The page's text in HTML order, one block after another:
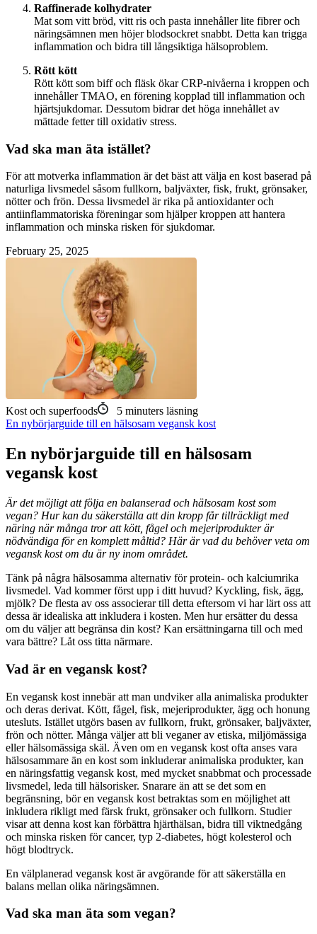
Raffinerade kolhydrater
Mat som vitt bröd, vitt ris och pasta innehåller lite fibrer och
näringsämnen men höjer blodsockret snabbt. Detta kan trigga
inflammation och bidra till långsiktiga hälsoproblem.
Rött kött
Rött kött som biff och fläsk ökar CRP-nivåerna i kroppen och
innehåller TMAO, en förening kopplad till inflammation och
hjärtsjukdomar. Dessutom bidrar det höga innehållet av
mättade fetter till oxidativ stress.
Vad ska man äta istället?
För att motverka inflammation är det bäst att välja en kost baserad på
naturliga livsmedel såsom fullkorn, baljväxter, fisk, frukt, grönsaker,
nötter och frön. Dessa livsmedel är rika på antioxidanter och
antiinflammatoriska föreningar som hjälper kroppen att hantera
inflammation och minska risken för sjukdomar.
February 25, 2025
Kost och superfoods 5 minuters läsning
En nybörjarguide till en hälsosam vegansk kost
En nybörjarguide till en hälsosam
vegansk kost
Är det möjligt att följa en balanserad och hälsosam kost som
vegan? Hur kan du säkerställa att din kropp får tillräckligt med
näring när många tror att kött, fågel och mejeriprodukter är
nödvändiga för en komplett måltid? Här är vad du behöver veta om
vegansk kost om du är ny inom området.
Tänk på några hälsosamma alternativ för protein- och kalciumrika
livsmedel. Vad kommer först upp i ditt huvud? Kyckling, fisk, ägg,
mjölk? De flesta av oss associerar till detta eftersom vi har lärt oss att
dessa är idealiska att inkludera i kosten. Men hur ersätter du dessa
om du väljer att begränsa din kost? Kan ersättningarna till och med
vara bättre? Låt oss titta närmare.
Vad är en vegansk kost?
En vegansk kost innebär att man undviker alla animaliska produkter
och deras derivat. Kött, fågel, fisk, mejeriprodukter, ägg och honung
utesluts. Istället utgörs basen av fullkorn, frukt, grönsaker, baljväxter,
frön och nötter. Många väljer att bli veganer av etiska, miljömässiga
eller hälsomässiga skäl. Även om en vegansk kost ofta anses vara
hälsosammare än en kost som inkluderar animaliska produkter, kan
en näringsfattig vegansk kost, med mycket snabbmat och processade
livsmedel, leda till hälsorisker. Snarare än att se det som en
begränsning, bör en vegansk kost betraktas som en möjlighet att
inkludera rikligt med färsk frukt, grönsaker och fullkorn. Studier
visar att denna kost kan förbättra hjärthälsan, bidra till viktnedgång
och minska risken för cancer, typ 2-diabetes, högt kolesterol och
högt blodtryck.
En välplanerad vegansk kost är avgörande för att säkerställa en
balans mellan olika näringsämnen.
Vad ska man äta som vegan?